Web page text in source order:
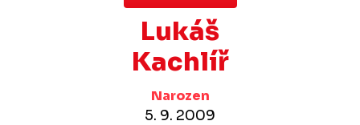
Lukáš
Kachlíř
Narozen
5. 9. 2009